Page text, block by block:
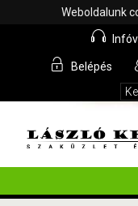
Weboldalunk
Belépés